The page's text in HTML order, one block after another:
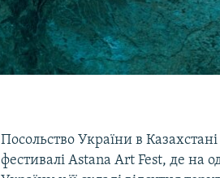
Посольство України в
фестивалі Astana Art Fest, де на